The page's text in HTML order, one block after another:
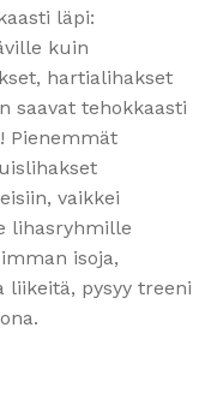
läpi:
kuin
hartialihakset
saavat tehokkaasti
Pienemmät
vaikkei
lihasryhmille
isoja,
liikeitä, pysyy treeni